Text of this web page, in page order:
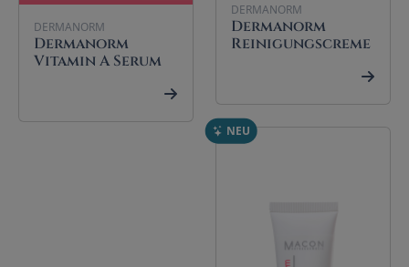
DERMANORM
Dermanorm
Reinigungscreme
DERMANORM
Dermanorm
Vitamin A Serum
NEU